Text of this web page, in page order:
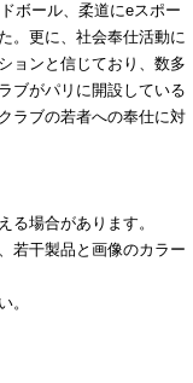
ボール、柔道にeスポー
。更に、社会奉仕活動に
ョンと信じており、数多
ブがパリに開設している
ラブの若者への奉仕に対
場合があります。
若干製品と画像のカラー
。